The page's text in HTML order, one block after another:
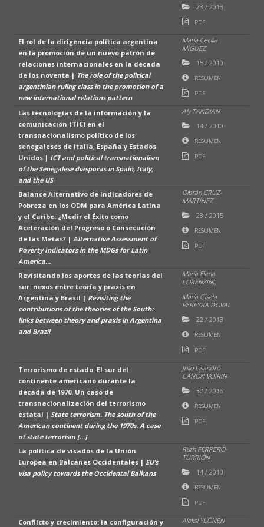
23 /2013
PDF
El rol de la dirigencia política argentina
en la promoción de un nuevo patrón de
relaciones internacionales en la década
de los noventa | The role of the political
argentinian ruling class in the promotion of a
new international relations pattern
María Cecilia
MÍGUEZ
15 /2010
RESUMEN
PDF
Las tecnologías de la información y la
comunicación (TIC) en el
transnacionalismo político de los
senegaleses de Italia, España y Estados
Unidos | ICT and political transnationalism
of the Senegalese diasporas in Spain, Italy,
and the US
Aly TANDIAN
14 /2010
RESUMEN
PDF
Balance Alternativo de Indicadores de
Pobreza en los ODM para América Latina
y el Caribe: ¿Medir el Éxito como
Aceleración del Progreso o Consecución
de las Metas? | Alternative Assessment of
Poverty Indicators in the MDGs for Latin
America...
Gibrán CRUZ-
MARTÍNEZ
28 /2015
RESUMEN
PDF
Revisitando los aportes de las teorías del
sur: nexos entre teoría y praxis en
Argentina y Brasil | Revisiting the
contributions of the theories of the South:
links between theory and praxis in Argentina
and Brazil
María Elena
LORENZINI,
María Gisela
PEREYRA DOVAL
22 /2013
RESUMEN
PDF
Terrorismo de estado. El sur del
continente americano durante la
década de 1970. Un caso de
transnacionalización del terrorismo
estatal | State terrorism. The south of the
American continent during the 1970s. A case
of state terrorism [...]
Julio Lisandro
CAÑÓN VOIRIN
32 /2016
RESUMEN
PDF
La política de visados de la Unión
Europea en Balcanes Occidentales | EU’s
visa policy towards the Occidental Balkans
Ruth FERRERO-
TURRIÓN
14 /2010
RESUMEN
PDF
Conflicto y crecimiento: la configuración y
Aleksi YLÖNEN